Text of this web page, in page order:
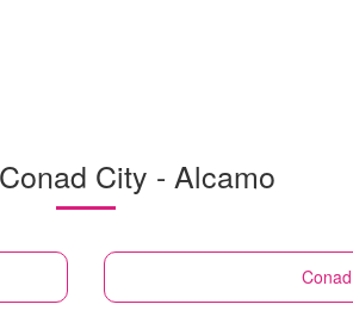
City - Alcamo